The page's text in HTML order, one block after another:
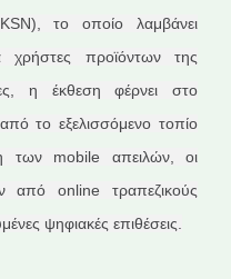
το οποίο λαμβάνει
χρήστες προϊόντων της
η έκθεση φέρνει στο
το εξελισσόμενο τοπίο
mobile απειλών, οι
από online τραπεζικούς
ψηφιακές επιθέσεις.